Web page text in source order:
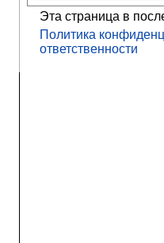
Эта страница в
Политика
ответственности